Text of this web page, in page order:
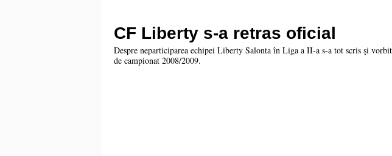
CF Liberty s-a retras oficial
Despre neparticiparea echipei Liberty Salonta în Liga a II-a s-a tot scris şi vorbit după terminarea ediţiei
de campionat 2008/2009.